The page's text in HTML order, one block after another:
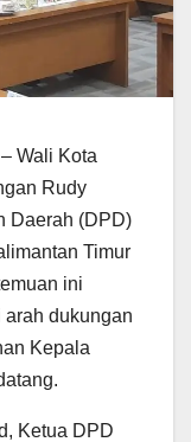
Wali Kota
Rudy
Daerah (DPD)
Timur
ini
dukungan
Kepala
Ketua DPD